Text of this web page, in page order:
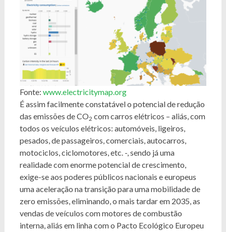
Fonte: www.electricitymap.org
É assim facilmente constatável o potencial de redução
das emissões de CO2 com carros elétricos – aliás, com
todos os veículos elétricos: automóveis, ligeiros,
pesados, de passageiros, comerciais, autocarros,
motociclos, ciclomotores, etc. -, sendo já uma
realidade com enorme potencial de crescimento,
exige-se aos poderes públicos nacionais e europeus
uma aceleração na transição para uma mobilidade de
zero emissões, eliminando, o mais tardar em 2035, as
vendas de veículos com motores de combustão
interna, aliás em linha com o Pacto Ecológico Europeu